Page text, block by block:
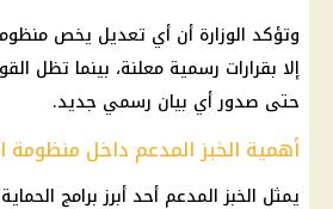
وتؤكد الوزارة أن أي تعديل يخص
إلا بقرارات رسمية معلنة، بينما تظل
حتى صدور أي بيان رسمي جديد.
أهمية الخبز المدعم داخل منظومة
يمثل الخبز المدعم أحد أبرزبرامج